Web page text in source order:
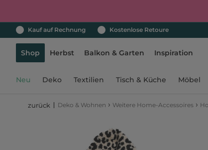
Kauf auf Rechnung Kostenlose Retoure
Shop Herbst Balkon & Garten Inspiration
Neu Deko Textilien Tisch & Küche Möbel
zurück Deko & Wohnen › Weitere Home-Accessoires ›